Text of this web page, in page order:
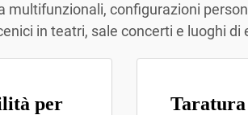
configurazioni
in teatri, sale concerti e luoghi di
per
Taratura